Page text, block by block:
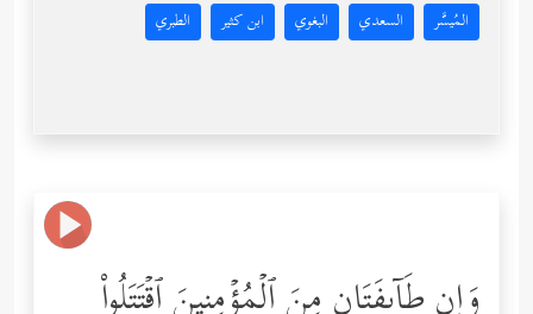
المُيسَّر السعدي البغوي ابن كثير الطبري